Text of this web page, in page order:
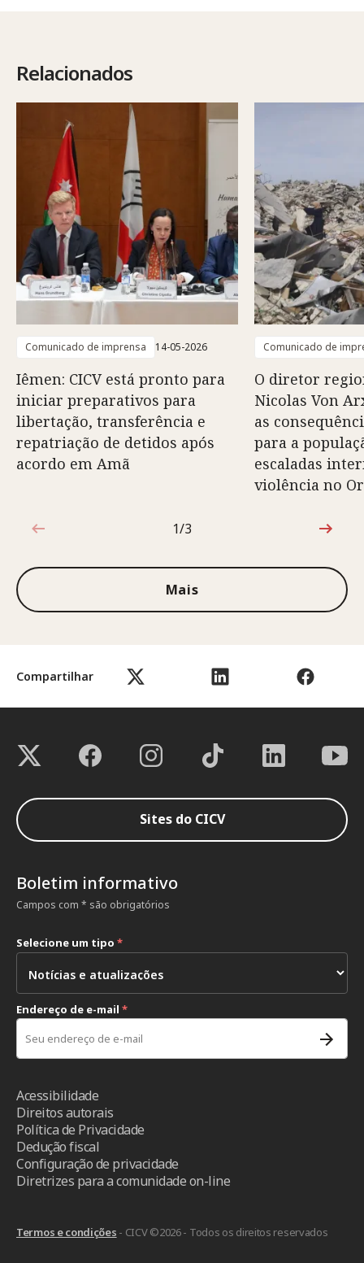
Compartilhar
Relacionados
Comunicado de imprensa 14-05-2026
Iêmen: CICV está pronto para
iniciar preparativos para
libertação, transferência e
repatriação de detidos após
acordo em Amã
Comunicado de
O diretor
Nicolas Von
as
para a
escaladas
violência no
1 de 3
1/3
Mais
Sites do CICV
Boletim informativo
Campos com * são obrigatórios
Selecione um tipo *
Endereço de e-mail *
Acessibilidade
Direitos autorais
Política de Privacidade
Dedução fiscal
Configuração de privacidade
Diretrizes para a comunidade on-line
Termos e condições - CICV ©2026 - Todos os direitos reservados